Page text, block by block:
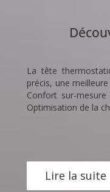
La tête
précis, une
Confort sur-
Optimisation de la
Lire la suite